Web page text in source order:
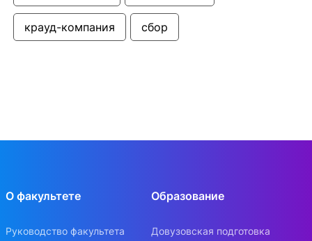
крауд-компания сбор
О факультете
Руководство факультета
Образование
Довузовская подготовка